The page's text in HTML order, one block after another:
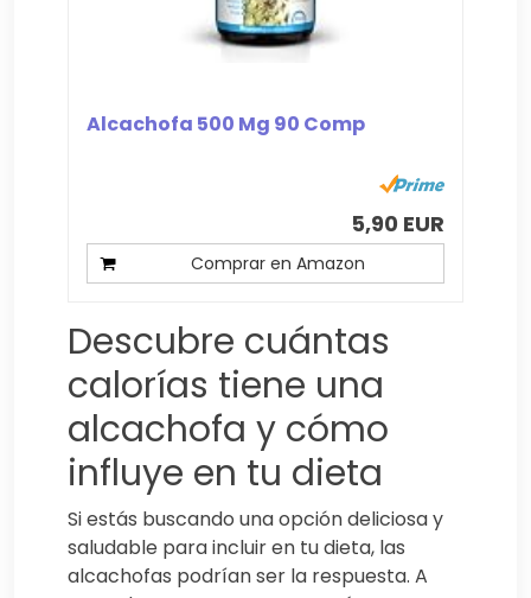
Alcachofa 500 Mg 90 Comp
5,90 EUR
Comprar en Amazon
Descubre cuántas
calorías tiene una
alcachofa y cómo
influye en tu dieta
Si estás buscando una opción deliciosa y
saludable para incluir en tu dieta, las
alcachofas podrían ser la respuesta. A